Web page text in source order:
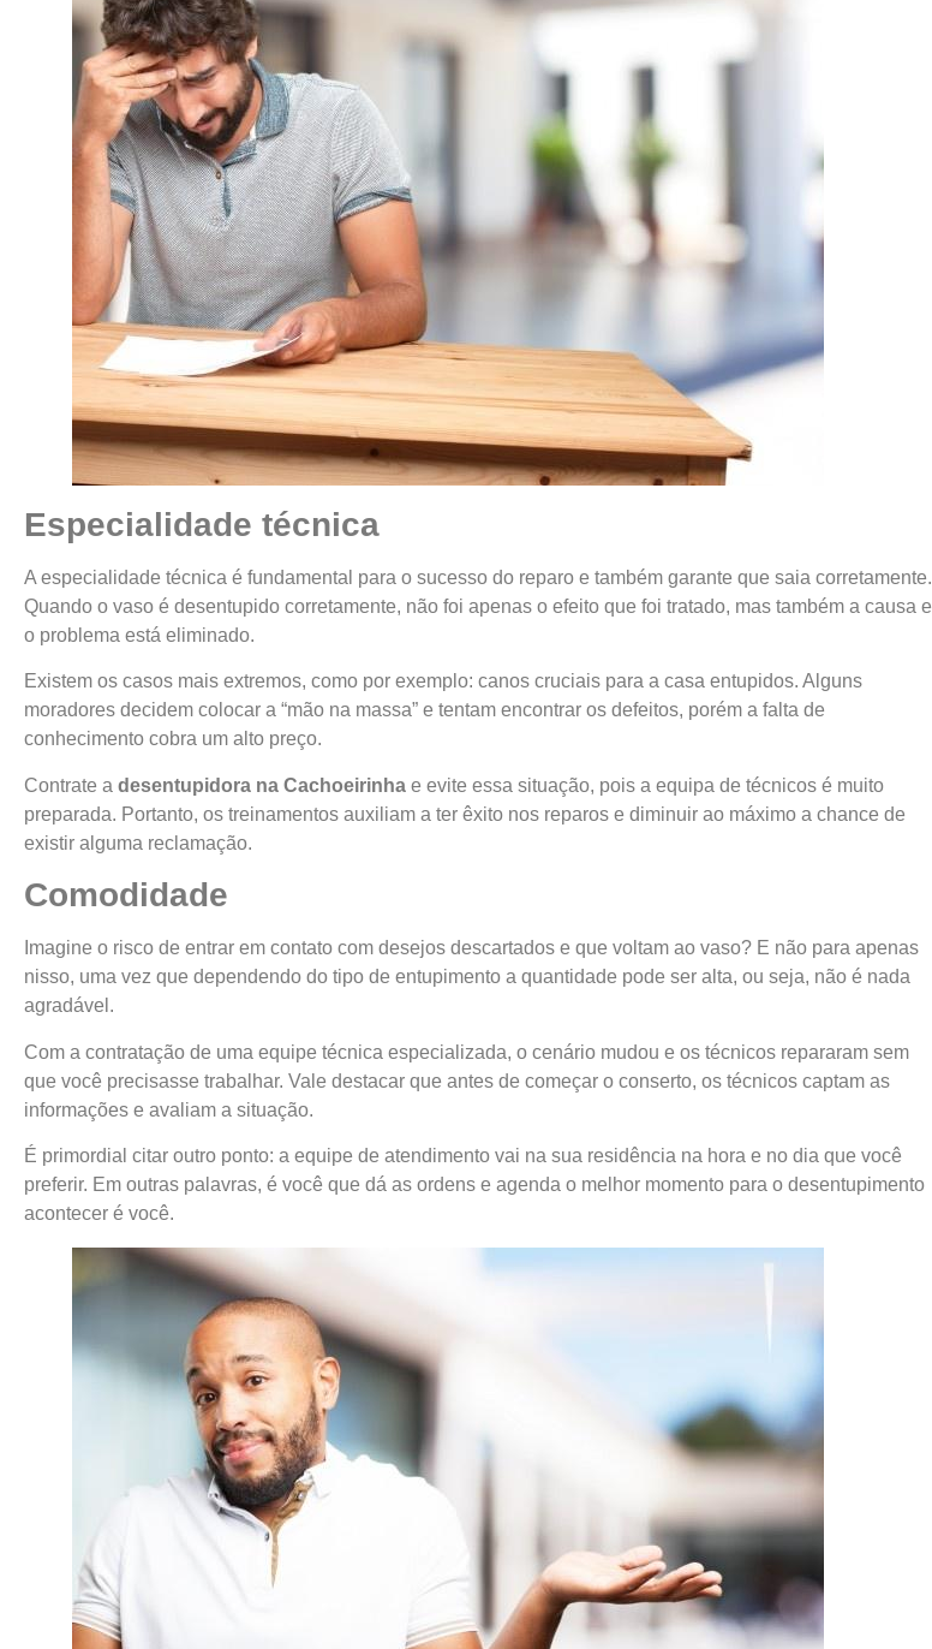
Especialidade técnica
A especialidade técnica é fundamental para o sucesso do reparo e também garante que saia corretamente.
Quando o vaso é desentupido corretamente, não foi apenas o efeito que foi tratado, mas também a causa e
o problema está eliminado.
Existem os casos mais extremos, como por exemplo: canos cruciais para a casa entupidos. Alguns
moradores decidem colocar a “mão na massa” e tentam encontrar os defeitos, porém a falta de
conhecimento cobra um alto preço.
Contrate a desentupidora na Cachoeirinha e evite essa situação, pois a equipa de técnicos é muito
preparada. Portanto, os treinamentos auxiliam a ter êxito nos reparos e diminuir ao máximo a chance de
existir alguma reclamação.
Comodidade
Imagine o risco de entrar em contato com desejos descartados e que voltam ao vaso? E não para apenas
nisso, uma vez que dependendo do tipo de entupimento a quantidade pode ser alta, ou seja, não é nada
agradável.
Com a contratação de uma equipe técnica especializada, o cenário mudou e os técnicos repararam sem
que você precisasse trabalhar. Vale destacar que antes de começar o conserto, os técnicos captam as
informações e avaliam a situação.
É primordial citar outro ponto: a equipe de atendimento vai na sua residência na hora e no dia que você
preferir. Em outras palavras, é você que dá as ordens e agenda o melhor momento para o desentupimento
acontecer é você.